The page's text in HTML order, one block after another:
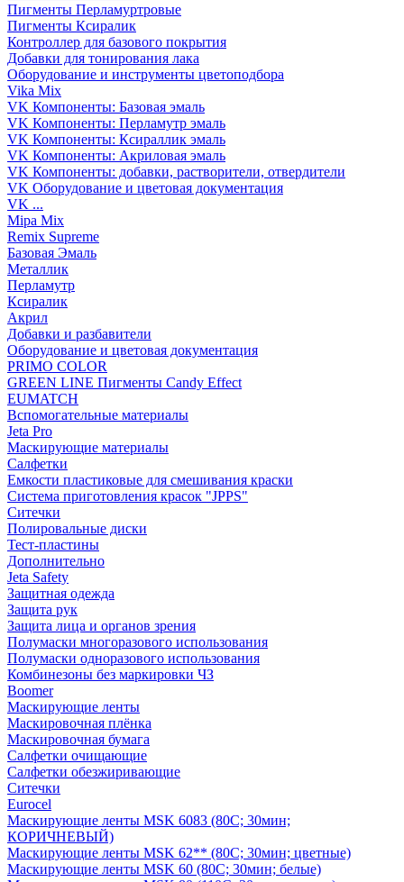
Пигменты Перламуртровые
Пигменты Ксиралик
Контроллер для базового покрытия
Добавки для тонирования лака
Оборудование и инструменты цветоподбора
Vika Mix
VK Компоненты: Базовая эмаль
VK Компоненты: Перламутр эмаль
VK Компоненты: Ксираллик эмаль
VK Компоненты: Акриловая эмаль
VK Компоненты: добавки, растворители, отвердители
VK Оборудование и цветовая документация
VK ...
Mipa Mix
Remix Supreme
Базовая Эмаль
Металлик
Перламутр
Ксиралик
Акрил
Добавки и разбавители
Оборудование и цветовая документация
PRIMO COLOR
GREEN LINE Пигменты Candy Effect
EUMATCH
Вспомогательные материалы
Jeta Pro
Маскирующие материалы
Салфетки
Емкости пластиковые для смешивания краски
Система приготовления красок "JPPS"
Ситечки
Полировальные диски
Тест-пластины
Дополнительно
Jeta Safety
Защитная одежда
Защита рук
Защита лица и органов зрения
Полумаски многоразового использования
Полумаски одноразового использования
Комбинезоны без маркировки ЧЗ
Boomer
Маскирующие ленты
Маскировочная плёнка
Маскировочная бумага
Салфетки очищающие
Салфетки обезжиривающие
Ситечки
Euroсel
Маскирующие ленты MSK 6083 (80С; 30мин;
КОРИЧНЕВЫЙ)
Маскирующие ленты MSK 62** (80С; 30мин; цветные)
Маскирующие ленты MSK 60 (80С; 30мин; белые)